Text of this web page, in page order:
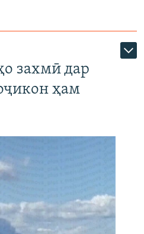
захмӣ дар
ҳам